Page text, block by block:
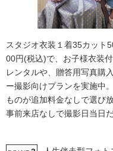
スタジオ衣装１着35カット
00円(税込)で、お子様衣装
レンタルや、贈答用写真購
ー撮影向けプランを実施中
ものが追加料金なしで選び
事前来店なしで撮影日当日